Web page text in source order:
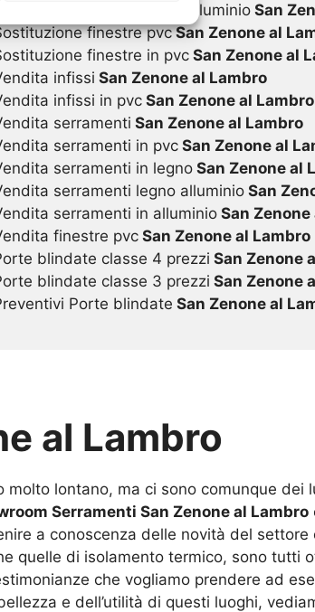
serramenti in alluminio San
finestre pvcSan Zenone al
finestre in pvcSan Zenone al
infissi San Zenone al Lambro
infissi in pvc San Zenone al Lambro
serramenti San Zenone al Lambro
serramenti in pvcSan Zenone al
serramenti in legnoSan Zenone al
serramenti legno alluminio San
serramenti in alluminio San
finestre pvcSan Zenone al Lambro
blindate classe 4 prezzi San Zenone
blindate classe 3 prezzi San Zenone
Porte blindate San Zenone al
al Lambro
lontano, ma ci sono comunque dei
Serramenti San Zenone al Lambro
a conoscenza delle novità del
quelle di isolamento termico, sono tutti
che vogliamo prendere ad
e dell’utilità di questi luoghi,